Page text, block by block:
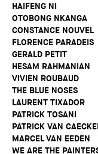
HAIFENG NI
OTOBONG NKANGA
CONSTANCE NOUVEL
FLORENCE PARADEIS
GERALD PETIT
HESAM RAHMANIAN
VIVIEN ROUBAUD
THE BLUE NOSES
LAURENT TIXADOR
PATRICK TOSANI
PATRICK VAN
MARCEL VAN EEDEN
WE ARE THE